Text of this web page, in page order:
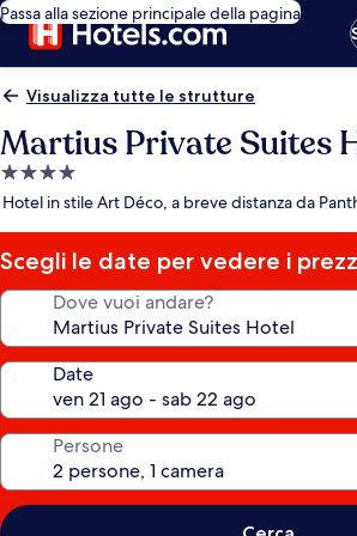
Passa alla sezione principale della pagina
Visualizza tutte le strutture
Martius Private Suites
Struttura
a
stelle
Hotel in stile Art Déco, a breve distanza da
Scegli le date per vedere i
Dove vuoi andare?
Date
Persone